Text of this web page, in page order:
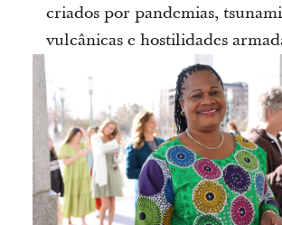
criados por pandemias,
vulcânicas e hostilidades